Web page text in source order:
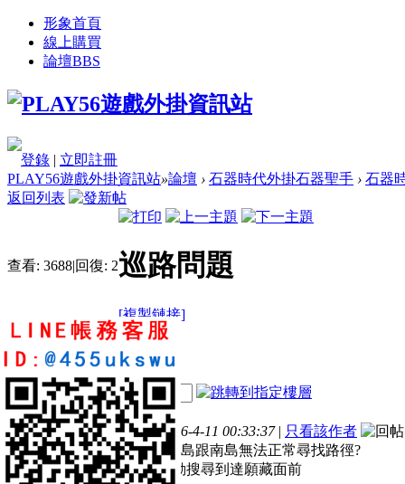
形象首頁
線上購買
論壇BBS
登錄 | 立即註冊
PLAY56遊戲外掛資訊站»論壇 › 石器時代外掛石器聖手 › 石器
返回列表
查看: 3688|回復: 2巡路問題
[複製鏈接]
kier230
2
主題
4
帖子
32
積分
新手上路
電梯直達
樓主
發表於 2016-4-11 00:33:37 | 只看該作者
為何只有在北島跟南島無法正常尋找路徑?
EX；無法自動搜尋到達願藏面前